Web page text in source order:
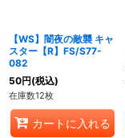
【WS】闇夜の敵襲 キャ
スター【R】FS/S77-
082
50円(税込)
在庫数12枚
カートに入れる